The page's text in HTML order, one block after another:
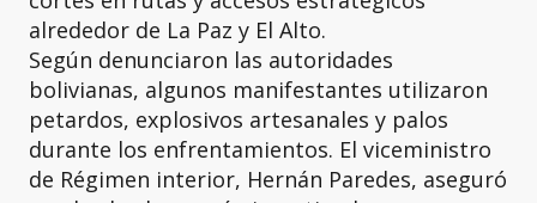
alrededor de La Paz y El Alto.
Según denunciaron las autoridades
bolivianas, algunos manifestantes utilizaron
petardos, explosivos artesanales y palos
durante los enfrentamientos. El viceministro
de Régimen interior, Hernán Paredes, aseguró